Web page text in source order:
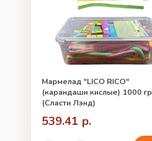
Мармелад "LICO RICO"
(карандаши кислые) 1000 гр
(Сласти Лэнд)
539.41 р.